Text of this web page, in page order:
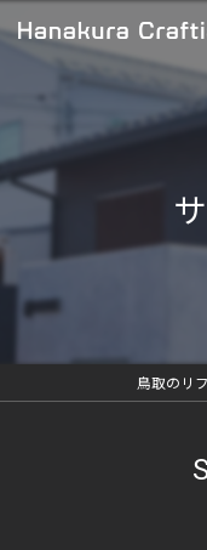
鳥取のリ